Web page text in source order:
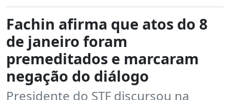
Fachin afirma que atos do 8
de janeiro foram
premeditados e marcaram
negação do diálogo
Presidente do STF discursou na